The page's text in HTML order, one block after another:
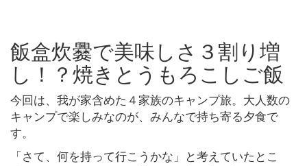
飯盒炊爨で美味しさ３割り増
し！？焼きとうもろこしご飯
今回は、我が家含めた４家族のキャンプ旅。大人数の
キャンプで楽しみなのが、みんなで持ち寄る夕食で
す。
「さて、何を持って行こうかな」と考えていたとこ